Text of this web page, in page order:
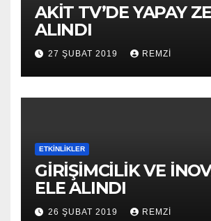
AKİT TV’DE YAPAY
ALINDI
27 ŞUBAT 2019 REMZI
ETKINLIKLER
GİRİŞİMCİLİK VE
ELE ALINDI
26 ŞUBAT 2019 REMZI